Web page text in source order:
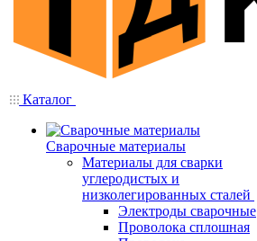
Каталог
Сварочные материалы
Материалы для сварки
углеродистых и
низколегированных сталей
Электроды сварочные
Проволока сплошная